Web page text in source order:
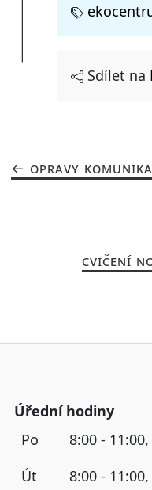
Sdílet na
OPRAVY
CVIČENÍ
Úřední hodiny
Po
8:00 -
Út
8:00 -